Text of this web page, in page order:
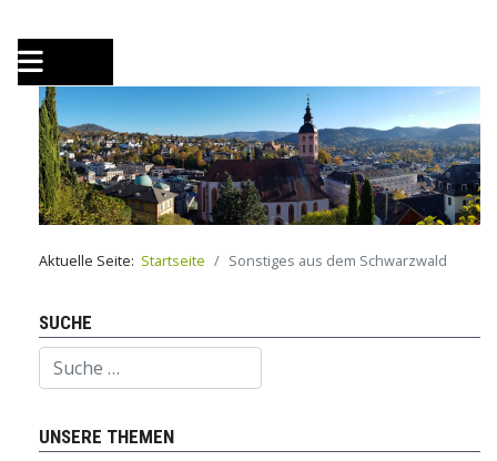
Aktuelle Seite: Startseite Sonstiges aus dem Schwarzwald
SUCHE
Suchen
UNSERE THEMEN